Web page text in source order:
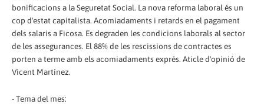
bonificacions a la Seguretat Social. La nova reforma laboral és un
cop d'estat capitalista. Acomiadaments i retards en el pagament
dels salaris a Ficosa. Es degraden les condicions laborals al sector
de les assegurances. El 88% de les rescissions de contractes es
porten a terme amb els acomiadaments exprés. Aticle d'opinió de
Vicent Martínez.
- Tema del mes: